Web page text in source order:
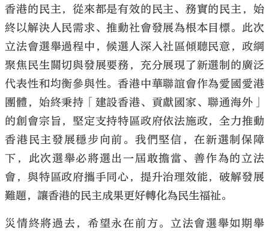
香港的民主，從來都是有效的民主、務實的民主，始
終以解決人民需求、推動社會發展為根本目標。此次
立法會選舉過程中，候選人深入社區傾聽民意，政綱
聚焦民生關切與發展要務，充分展現了新選制的廣泛
代表性和均衡參與性。香港中華聯誼會作為愛國愛港
團體，始終秉持「建設香港、貢獻國家、聯通海外」
的創會宗旨，堅定支持特區政府依法施政，全力推動
香港民主發展穩步向前。我們堅信，在新選制保障
下，此次選舉必將選出一屆敢擔當、善作為的立法
會，與特區政府攜手同心，提升治理效能，破解發展
難題，讓香港的民主成果更好轉化為民生福祉。
災情終將過去，希望永在前方。立法會選舉如期舉